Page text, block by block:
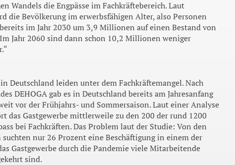
Wandels die Engpässe im Fachkräftebereich. Laut
die Bevölkerung im erwerbsfähigen Alter, also Personen
im Jahr 2030 um 3,9 Millionen auf einen Bestand von
Jahr 2060 sind dann schon 10,2 Millionen weniger
Deutschland leiden unter dem Fachkräftemangel. Nach
DEHOGA gab es in Deutschland bereits am Jahresanfang
vor der Frühjahrs- und Sommersaison. Laut einer Analyse
das Gastgewerbe mittlerweile zu den 200 der rund 1200
bei Fachkräften. Das Problem laut der Studie: Von den
nur 26 Prozent eine Beschäftigung in einem der
Gastgewerbe durch die Pandemie viele Mitarbeitende
sind.